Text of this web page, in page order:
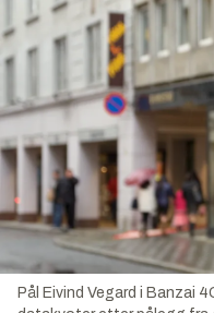
Pål Eivind Vegard i Banzai